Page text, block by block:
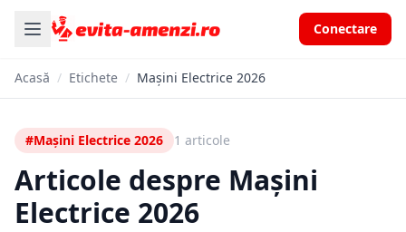
Conectare
Acasă / Etichete / Mașini Electrice 2026
#Mașini Electrice 2026 1 articole
Articole despre Mașini
Electrice 2026